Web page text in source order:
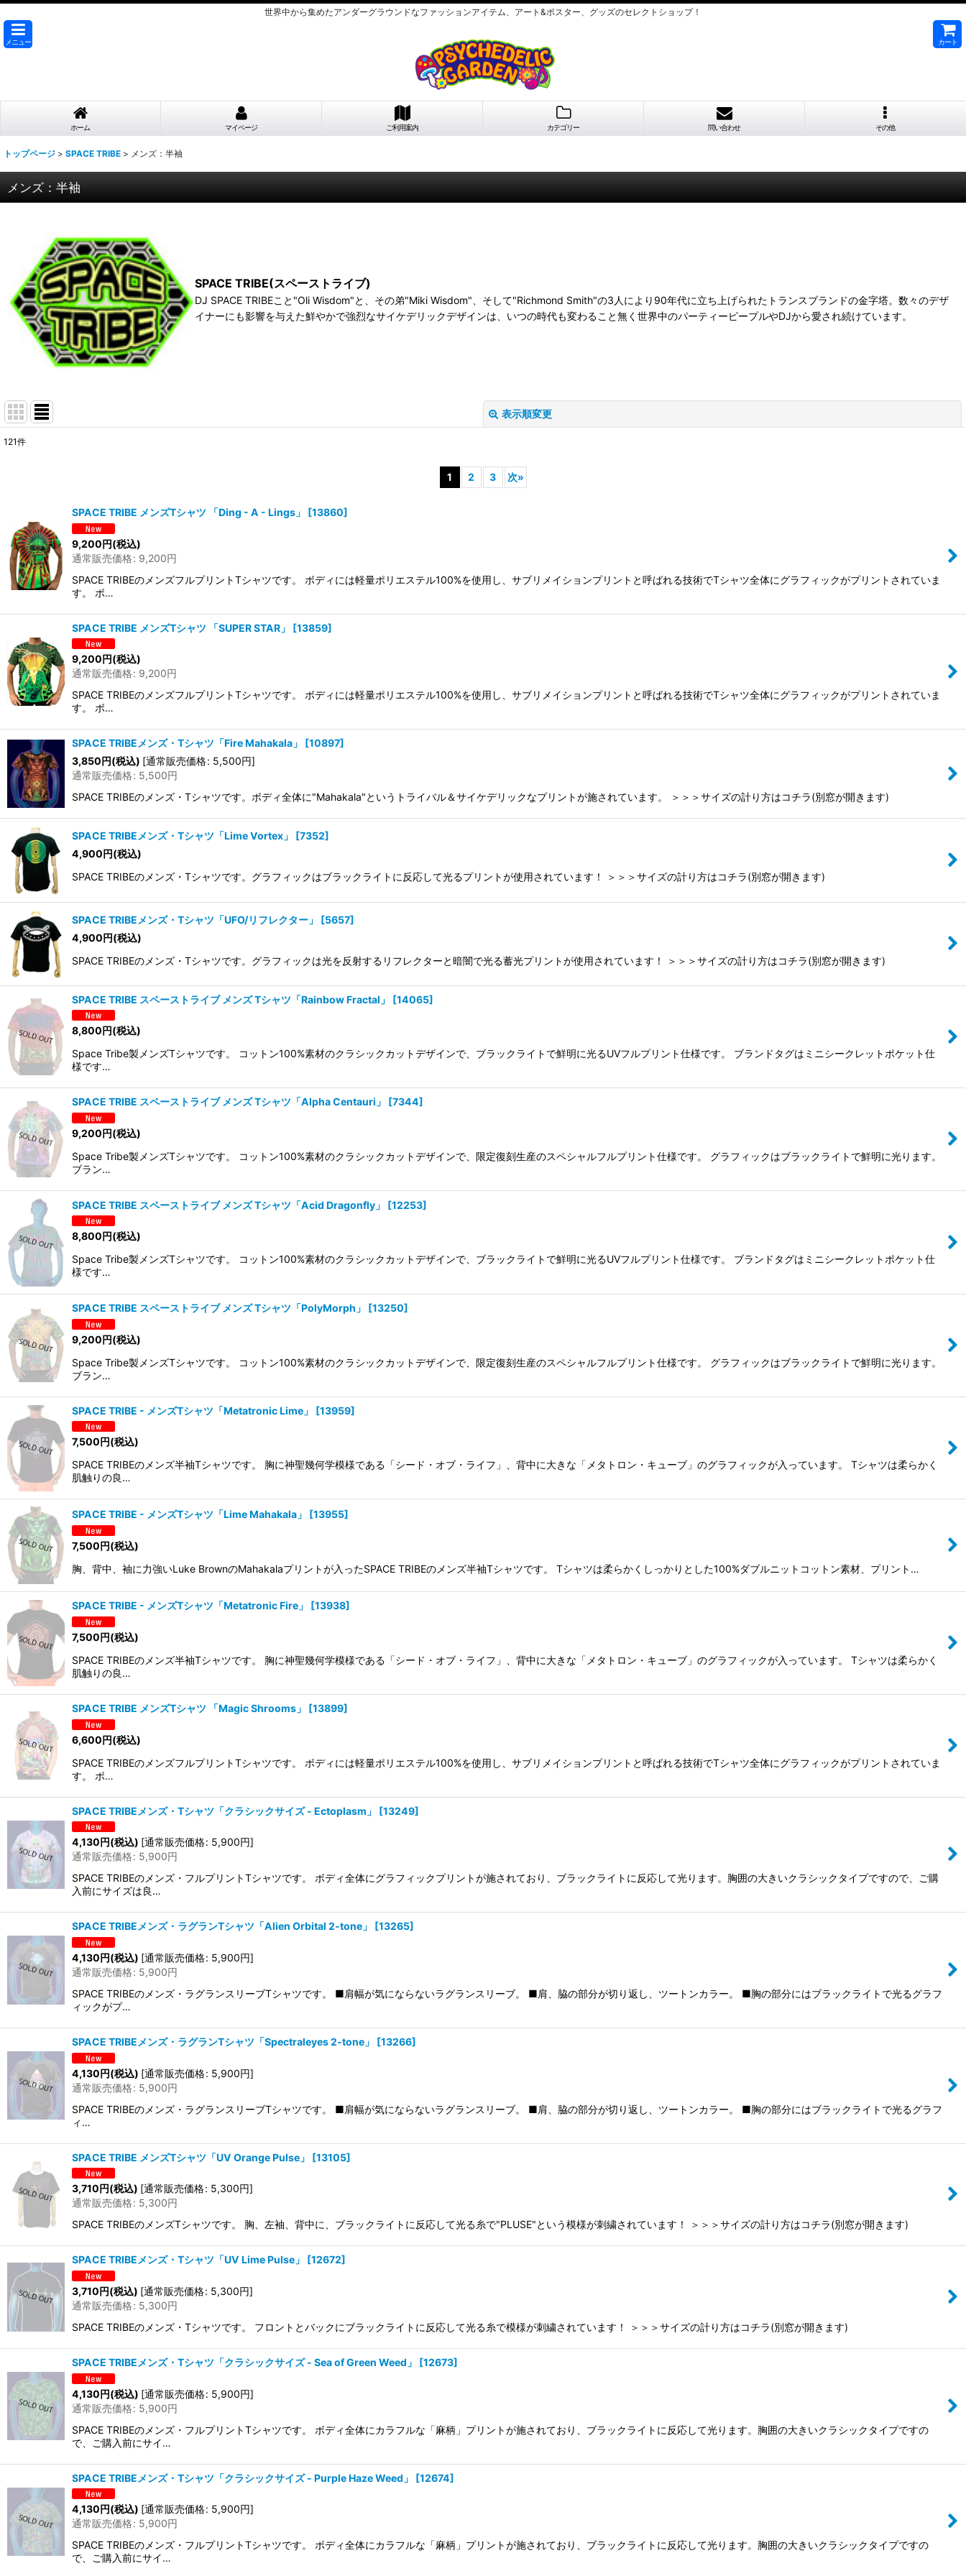
世界中から集めたアンダーグラウンドなファッションアイテム、アート&ポスター、グッズのセレクトショップ！
メニュー カート
ホーム マイページ ご利用案内 カテゴリー 問い合わせ その他
トップページ > SPACE TRIBE > メンズ：半袖
メンズ：半袖
SPACE TRIBE(スペーストライブ)
DJ SPACE TRIBEこと"Oli Wisdom"と、その弟"Miki Wisdom"、そして"Richmond Smith"の3人により90年代に立ち上げられたトランスブランドの金字塔。数々のデザ
イナーにも影響を与えた鮮やかで強烈なサイケデリックデザインは、いつの時代も変わること無く世界中のパーティーピープルやDJから愛され続けています。
表示順変更
並び順
121件
1 2 3 次»
SPACE TRIBE メンズTシャツ 「Ding - A - Lings」 [13860]
9,200円(税込)
通常販売価格: 9,200円
SPACE TRIBEのメンズフルプリントTシャツです。 ボディには軽量ポリエステル100%を使用し、サブリメイションプリントと呼ばれる技術でTシャツ全体にグラフィックがプリントされていま
す。 ボ…
SPACE TRIBE メンズTシャツ 「SUPER STAR」 [13859]
9,200円(税込)
通常販売価格: 9,200円
SPACE TRIBEのメンズフルプリントTシャツです。 ボディには軽量ポリエステル100%を使用し、サブリメイションプリントと呼ばれる技術でTシャツ全体にグラフィックがプリントされていま
す。 ボ…
SPACE TRIBEメンズ・Tシャツ「Fire Mahakala」 [10897]
3,850円(税込) [通常販売価格: 5,500円]
通常販売価格: 5,500円
SPACE TRIBEのメンズ・Tシャツです。ボディ全体に"Mahakala"というトライバル＆サイケデリックなプリントが施されています。 ＞＞＞サイズの計り方はコチラ(別窓が開きます)
SPACE TRIBEメンズ・Tシャツ「Lime Vortex」 [7352]
4,900円(税込)
SPACE TRIBEのメンズ・Tシャツです。グラフィックはブラックライトに反応して光るプリントが使用されています！ ＞＞＞サイズの計り方はコチラ(別窓が開きます)
SPACE TRIBEメンズ・Tシャツ「UFO/リフレクター」 [5657]
4,900円(税込)
SPACE TRIBEのメンズ・Tシャツです。グラフィックは光を反射するリフレクターと暗闇で光る蓄光プリントが使用されています！ ＞＞＞サイズの計り方はコチラ(別窓が開きます)
SPACE TRIBE スペーストライブ メンズ Tシャツ「Rainbow Fractal」 [14065]
8,800円(税込)
Space Tribe製メンズTシャツです。 コットン100%素材のクラシックカットデザインで、ブラックライトで鮮明に光るUVフルプリント仕様です。 ブランドタグはミニシークレットポケット仕
様です…
SPACE TRIBE スペーストライブ メンズ Tシャツ「Alpha Centauri」 [7344]
9,200円(税込)
Space Tribe製メンズTシャツです。 コットン100%素材のクラシックカットデザインで、限定復刻生産のスペシャルフルプリント仕様です。 グラフィックはブラックライトで鮮明に光ります。
ブラン…
SPACE TRIBE スペーストライブ メンズ Tシャツ「Acid Dragonfly」 [12253]
8,800円(税込)
Space Tribe製メンズTシャツです。 コットン100%素材のクラシックカットデザインで、ブラックライトで鮮明に光るUVフルプリント仕様です。 ブランドタグはミニシークレットポケット仕
様です…
SPACE TRIBE スペーストライブ メンズ Tシャツ「PolyMorph」 [13250]
9,200円(税込)
Space Tribe製メンズTシャツです。 コットン100%素材のクラシックカットデザインで、限定復刻生産のスペシャルフルプリント仕様です。 グラフィックはブラックライトで鮮明に光ります。
ブラン…
SPACE TRIBE - メンズTシャツ「Metatronic Lime」 [13959]
7,500円(税込)
SPACE TRIBEのメンズ半袖Tシャツです。 胸に神聖幾何学模様である「シード・オブ・ライフ」、背中に大きな「メタトロン・キューブ」のグラフィックが入っています。 Tシャツは柔らかく
肌触りの良…
SPACE TRIBE - メンズTシャツ「Lime Mahakala」 [13955]
7,500円(税込)
胸、背中、袖に力強いLuke BrownのMahakalaプリントが入ったSPACE TRIBEのメンズ半袖Tシャツです。 Tシャツは柔らかくしっかりとした100%ダブルニットコットン素材、プリント…
SPACE TRIBE - メンズTシャツ「Metatronic Fire」 [13938]
7,500円(税込)
SPACE TRIBEのメンズ半袖Tシャツです。 胸に神聖幾何学模様である「シード・オブ・ライフ」、背中に大きな「メタトロン・キューブ」のグラフィックが入っています。 Tシャツは柔らかく
肌触りの良…
SPACE TRIBE メンズTシャツ 「Magic Shrooms」 [13899]
6,600円(税込)
SPACE TRIBEのメンズフルプリントTシャツです。 ボディには軽量ポリエステル100%を使用し、サブリメイションプリントと呼ばれる技術でTシャツ全体にグラフィックがプリントされていま
す。 ボ…
SPACE TRIBEメンズ・Tシャツ「クラシックサイズ - Ectoplasm」 [13249]
4,130円(税込) [通常販売価格: 5,900円]
通常販売価格: 5,900円
SPACE TRIBEのメンズ・フルプリントTシャツです。 ボディ全体にグラフィックプリントが施されており、ブラックライトに反応して光ります。胸囲の大きいクラシックタイプですので、ご購
入前にサイズは良…
SPACE TRIBEメンズ・ラグランTシャツ「Alien Orbital 2-tone」 [13265]
4,130円(税込) [通常販売価格: 5,900円]
通常販売価格: 5,900円
SPACE TRIBEのメンズ・ラグランスリーブTシャツです。 ■肩幅が気にならないラグランスリーブ。 ■肩、脇の部分が切り返し、ツートンカラー。 ■胸の部分にはブラックライトで光るグラフ
ィックがプ…
SPACE TRIBEメンズ・ラグランTシャツ「Spectraleyes 2-tone」 [13266]
4,130円(税込) [通常販売価格: 5,900円]
通常販売価格: 5,900円
SPACE TRIBEのメンズ・ラグランスリーブTシャツです。 ■肩幅が気にならないラグランスリーブ。 ■肩、脇の部分が切り返し、ツートンカラー。 ■胸の部分にはブラックライトで光るグラフ
ィ…
SPACE TRIBE メンズTシャツ「UV Orange Pulse」 [13105]
3,710円(税込) [通常販売価格: 5,300円]
通常販売価格: 5,300円
SPACE TRIBEのメンズTシャツです。 胸、左袖、背中に、ブラックライトに反応して光る糸で"PLUSE"という模様が刺繍されています！ ＞＞＞サイズの計り方はコチラ(別窓が開きます)
SPACE TRIBEメンズ・Tシャツ「UV Lime Pulse」 [12672]
3,710円(税込) [通常販売価格: 5,300円]
通常販売価格: 5,300円
SPACE TRIBEのメンズ・Tシャツです。 フロントとバックにブラックライトに反応して光る糸で模様が刺繍されています！ ＞＞＞サイズの計り方はコチラ(別窓が開きます)
SPACE TRIBEメンズ・Tシャツ「クラシックサイズ - Sea of Green Weed」 [12673]
4,130円(税込) [通常販売価格: 5,900円]
通常販売価格: 5,900円
SPACE TRIBEのメンズ・フルプリントTシャツです。 ボディ全体にカラフルな「麻柄」プリントが施されており、ブラックライトに反応して光ります。胸囲の大きいクラシックタイプですの
で、ご購入前にサイ…
SPACE TRIBEメンズ・Tシャツ「クラシックサイズ - Purple Haze Weed」 [12674]
4,130円(税込) [通常販売価格: 5,900円]
通常販売価格: 5,900円
SPACE TRIBEのメンズ・フルプリントTシャツです。 ボディ全体にカラフルな「麻柄」プリントが施されており、ブラックライトに反応して光ります。胸囲の大きいクラシックタイプですの
で、ご購入前にサイ…